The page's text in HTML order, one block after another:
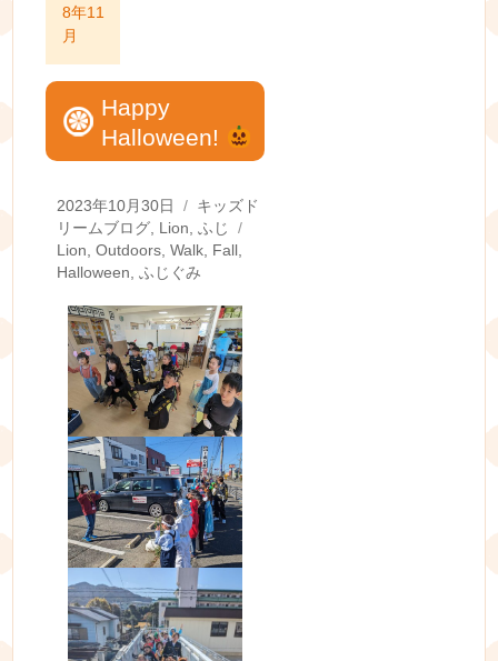
8年11
月
Happy
Halloween!
Posted
on
2023年10月30日 Categories
キッズド
リームブログ, Lion,ふじ
Lion,Outdoors,Walk, Fall,
Halloween,ふじぐみ